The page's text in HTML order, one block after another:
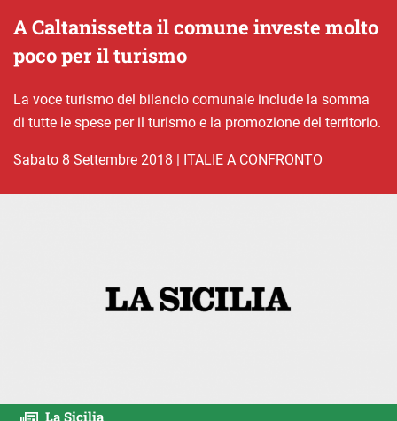
A Caltanissetta il comune investe molto
poco per il turismo
La voce turismo del bilancio comunale include la somma
di tutte le spese per il turismo e la promozione del territorio.
sabato 8 Settembre 2018 | ITALIE A CONFRONTO
La Sicilia